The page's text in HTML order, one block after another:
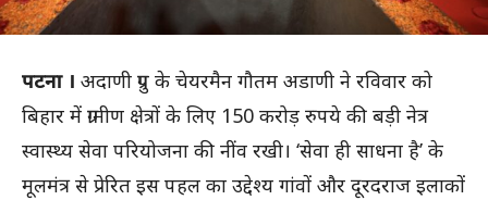
पटना । अदाणी ग्रुप के चेयरमैन गौतम अडाणी ने रविवार को
बिहार में ग्रामीण क्षेत्रों के लिए 150 करोड़ रुपये की बड़ी नेत्र
स्वास्थ्य सेवा परियोजना की नींव रखी। ‘सेवा ही साधना है’ के
मूलमंत्र से प्रेरित इस पहल का उद्देश्य गांवों और दूरदराज इलाकों